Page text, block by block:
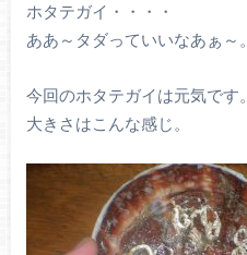
ホタテガイ・・・・
ああ～タダっていいなあぁ～。
今回のホタテガイは元気です。
大きさはこんな感じ。